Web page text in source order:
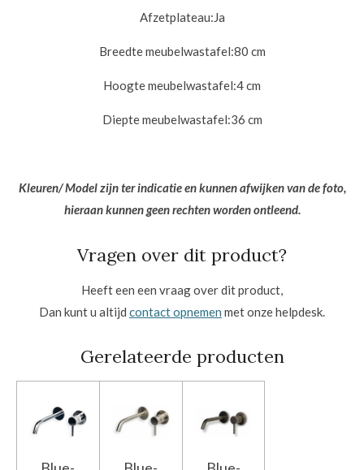
Afzetplateau:Ja
Breedte meubelwastafel:80 cm
Hoogte meubelwastafel:4cm
Diepte meubelwastafel:36 cm
Kleuren/ Model zijn ter indicatie en kunnen afwijken van de foto,
hieraan kunnen geen rechten worden ontleend.
Vragen over dit product?
Heeft een een vraag over dit product,
Dan kunt u altijd contact opnemen met onze helpdesk.
Gerelateerde producten